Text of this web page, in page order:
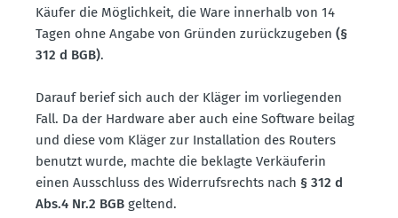
Käufer die Möglichkeit, die Ware innerhalb von 14
Tagen ohne Angabe von Gründen zurück­zu­geben (§
312 d BGB).
Darauf berief sich auch der Kläger im vorlie­genden
Fall. Da der Hardware aber auch eine Software beilag
und diese vom Kläger zur Instal­lation des Routers
benutzt wurde, machte die beklagte Verkäu­ferin
einen Ausschluss des Wider­rufs­rechts nach § 312 d
Abs.4 Nr.2 BGB geltend.